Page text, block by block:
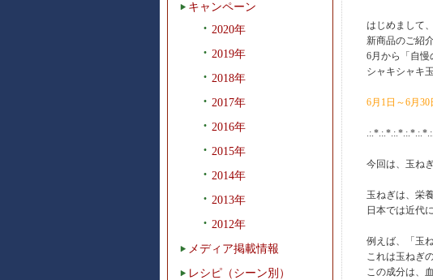
キャンペーン
2020年
2019年
2018年
2017年
2016年
2015年
2014年
2013年
2012年
メディア掲載情報
レシピ（シーン別）
はじめまして
新商品のご紹
6月から「自慢
シャキシャキ
6月1日～6月30
今回は、玉ね
玉ねぎは、栄
日本では近代
例えば、「玉
これは玉ねぎ
この成分は、